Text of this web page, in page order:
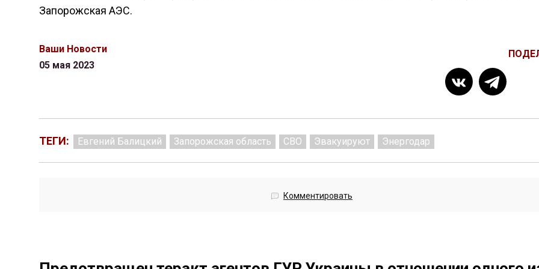
Запорожская АЭС.
Ваши Новости
05 мая 2023
ТЕГИ: Евгений Балицкий Запорожская область СВО Эвакуируют Энергодар
Комментировать